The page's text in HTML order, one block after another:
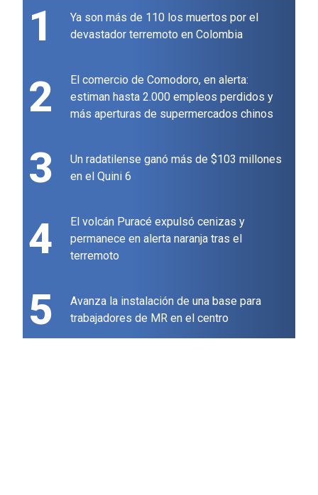
1
Ya son más de 110 los muertos por el
devastador terremoto en Colombia
2
El comercio de Comodoro, en alerta:
estiman hasta 2.000 empleos perdidos y
más aperturas de supermercados chinos
3
Un radatilense ganó más de $103 millones
en el Quini 6
4
El volcán Puracé expulsó cenizas y
permanece en alerta naranja tras el
terremoto
5
Avanza la instalación de una base para
trabajadores de MR en el centro